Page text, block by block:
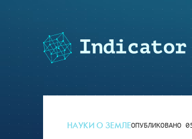
НАУКИ О ЗЕМЛЕОПУБЛИКОВАНО